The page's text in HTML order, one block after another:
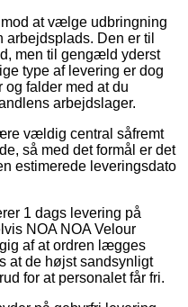
at vælge udbringning
Den er til
men til gengæld yderst
type af levering er dog
og falder med at du
arbejdslager.
vældig central såfremt
så med det formål er det
estimerede leveringsdato
1 dags levering på
NOA NOA Velour
af at ordren lægges
at de højst sandsynligt
for at personalet får fri.